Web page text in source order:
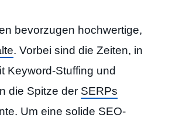
bevorzugen hochwertige,
. Vorbei sind die Zeiten, in
Keyword-Stuffing und
die Spitze der SERPs
Um eine solide SEO-